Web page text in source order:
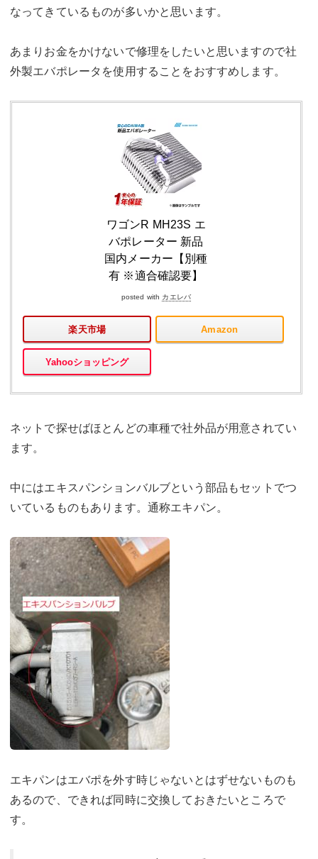
なってきているものが多いかと思います。
あまりお金をかけないで修理をしたいと思いますので社
外製エバポレータを使用することをおすすめします。
ワゴンR MH23S エ
バポレーター 新品
国内メーカー【別種
有 ※適合確認要】
posted with カエレバ
楽天市場 Amazon
Yahooショッピング
ネットで探せばほとんどの車種で社外品が用意されてい
ます。
中にはエキスパンションバルブという部品もセットでつ
いているものもあります。通称エキパン。
エキパンはエバポを外す時じゃないとはずせないものも
あるので、できれば同時に交換しておきたいところで
す。